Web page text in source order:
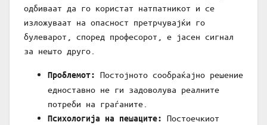
одбиваат да го користат натпатникот и се
изложуваат на опасност претрчувајќи го
булеварот, според професорот, е јасен сигнал
за нешто друго.
Проблемот: Постојното сообраќајно решение
едноставно не ги задоволува реалните
потреби на граѓаните.
Психологија на пешаците: Постоечкиот